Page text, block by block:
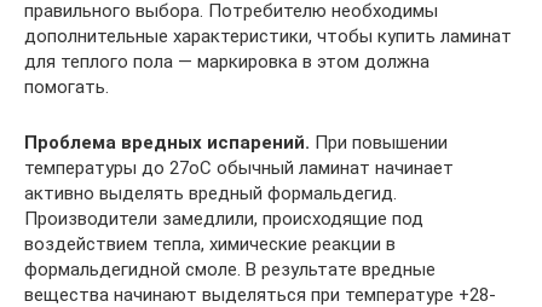
правильного выбора. Потребителю необходимы
дополнительные характеристики, чтобы купить ламинат
для теплого пола — маркировка в этом должна
помогать.
Проблема вредных испарений. При повышении
температуры до 27oС обычный ламинат начинает
активно выделять вредный формальдегид.
Производители замедлили, происходящие под
воздействием тепла, химические реакции в
формальдегидной смоле. В результате вредные
вещества начинают выделяться при температуре +28-